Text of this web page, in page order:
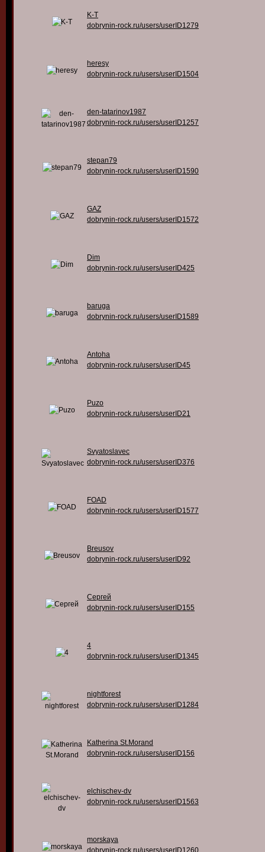
K-T
dobrynin-rock.ru/users/userID1279
heresy
dobrynin-rock.ru/users/userID1504
den-tatarinov1987
dobrynin-rock.ru/users/userID1257
stepan79
dobrynin-rock.ru/users/userID1590
GAZ
dobrynin-rock.ru/users/userID1572
Dim
dobrynin-rock.ru/users/userID425
baruga
dobrynin-rock.ru/users/userID1589
Antoha
dobrynin-rock.ru/users/userID45
Puzo
dobrynin-rock.ru/users/userID21
Svyatoslavec
dobrynin-rock.ru/users/userID376
FOAD
dobrynin-rock.ru/users/userID1577
Breusov
dobrynin-rock.ru/users/userID92
Сергей
dobrynin-rock.ru/users/userID155
4
dobrynin-rock.ru/users/userID1345
nightforest
dobrynin-rock.ru/users/userID1284
Katherina St.Morand
dobrynin-rock.ru/users/userID156
elchischev-dv
dobrynin-rock.ru/users/userID1563
morskaya
dobrynin-rock.ru/users/userID1260